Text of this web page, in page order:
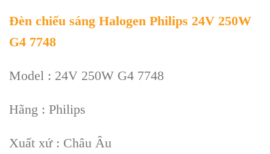
Đèn chiếu sáng Halogen Philips 24V 250W
G4 7748
Model : 24V 250W G4 7748
Hãng : Philips
Xuất xứ : Châu Âu